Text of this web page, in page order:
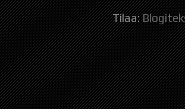
Tilaa: